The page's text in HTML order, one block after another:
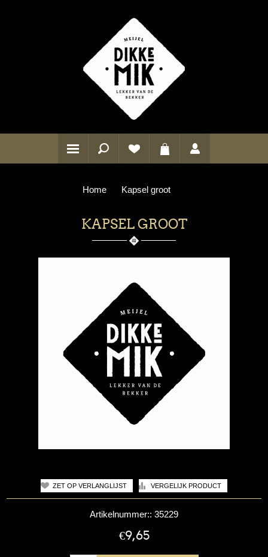
Home Kapsel groot
KAPSEL GROOT
Artikelnummer:: 35229
€9,65